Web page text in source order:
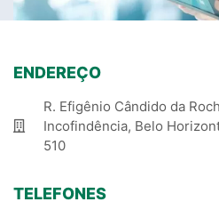
ENDEREÇO
R. Efigênio Cândido da
Incofindência, Belo
510
TELEFONES